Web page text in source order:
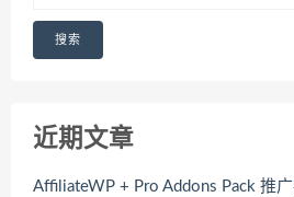
搜索
近期文章
AffiliateWP + Pro Addons Pack 推